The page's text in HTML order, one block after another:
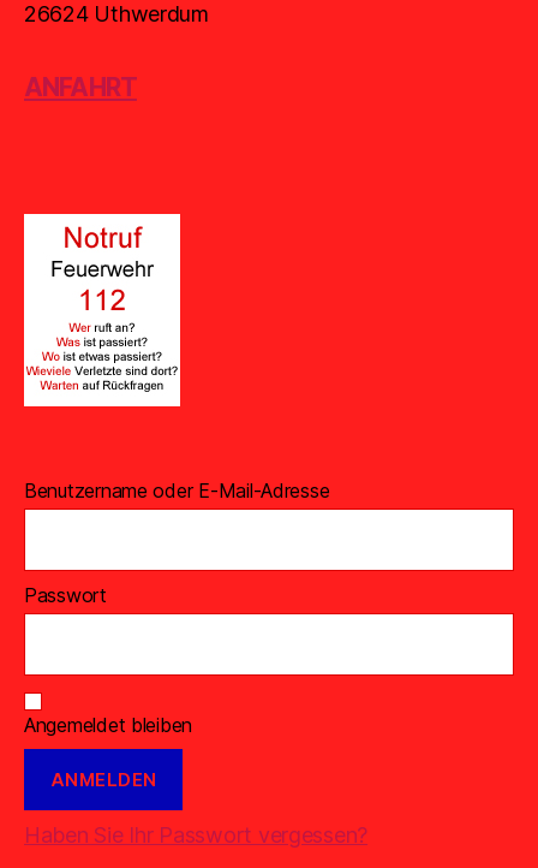
26624 Uthwerdum
ANFAHRT
Benutzername oder E-Mail-Adresse
Passwort
Angemeldet bleiben
Haben Sie Ihr Passwort vergessen?